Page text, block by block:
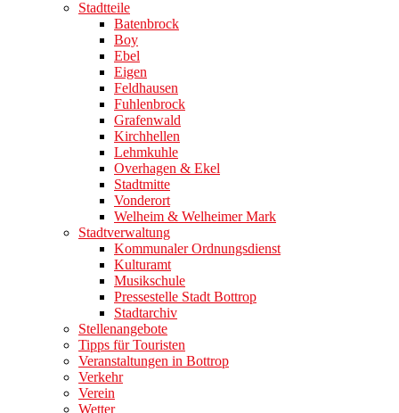
Stadtteile
Batenbrock
Boy
Ebel
Eigen
Feldhausen
Fuhlenbrock
Grafenwald
Kirchhellen
Lehmkuhle
Overhagen & Ekel
Stadtmitte
Vonderort
Welheim & Welheimer Mark
Stadtverwaltung
Kommunaler Ordnungsdienst
Kulturamt
Musikschule
Pressestelle Stadt Bottrop
Stadtarchiv
Stellenangebote
Tipps für Touristen
Veranstaltungen in Bottrop
Verkehr
Verein
Wetter